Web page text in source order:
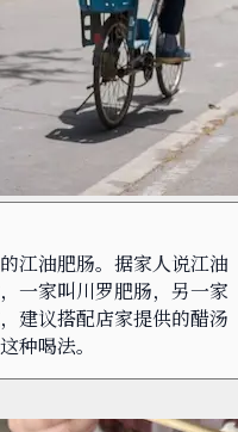
江油肥肠。据家人说江油
一家叫川罗肥肠，另一家
建议搭配店家提供的醋汤
种喝法。